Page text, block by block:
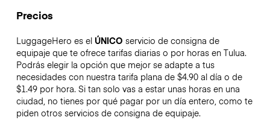
Precios
LuggageHero es el ÚNICO servicio de consigna de
equipaje que te ofrece tarifas diarias o por horas en Tulua.
Podrás elegir la opción que mejor se adapte a tus
necesidades con nuestra tarifa plana de $4.90 al día o de
$1.49 por hora. Si tan solo vas a estar unas horas en una
ciudad, no tienes por qué pagar por un día entero, como te
piden otros servicios de consigna de equipaje.